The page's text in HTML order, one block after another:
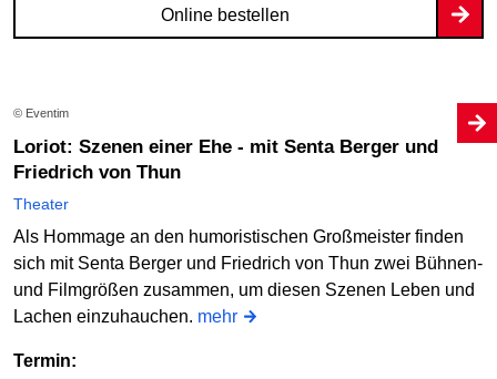
Online bestellen
© Eventim
Loriot: Szenen einer Ehe - mit Senta Berger und
Friedrich von Thun
Theater
Als Hommage an den humoristischen Großmeister finden
sich mit Senta Berger und Friedrich von Thun zwei Bühnen-
und Filmgrößen zusammen, um diesen Szenen Leben und
Lachen einzuhauchen. mehr
Termin: